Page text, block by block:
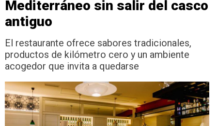
Mediterráneo sin salir del casco
antiguo
El restaurante ofrece sabores tradicionales,
productos de kilómetro cero y un ambiente
acogedor que invita a quedarse